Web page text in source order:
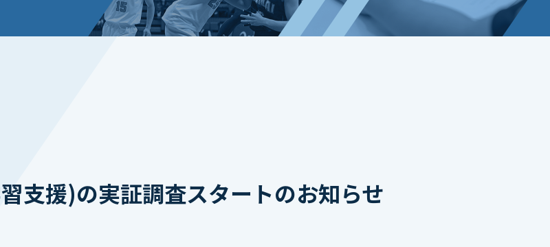
支援)の実証調査スタートのお知らせ